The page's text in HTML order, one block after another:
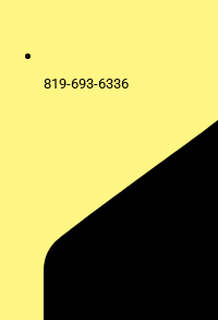
819-693-6336